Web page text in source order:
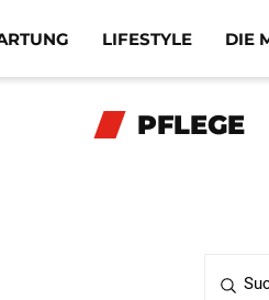
LIFESTYLE DIE
PFLEGE